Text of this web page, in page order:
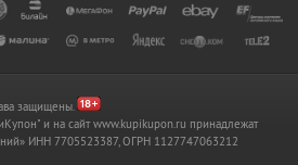
защищены.
и на сайт www.kupikupon.ru принадлежат
ИНН 7705523387, ОГРН 1127747063212